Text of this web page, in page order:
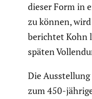
dieser Form in
zu können,
berichtet Kohn
späten
Die
zum 450-